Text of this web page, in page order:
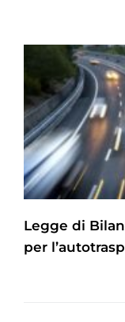
Legge di
per